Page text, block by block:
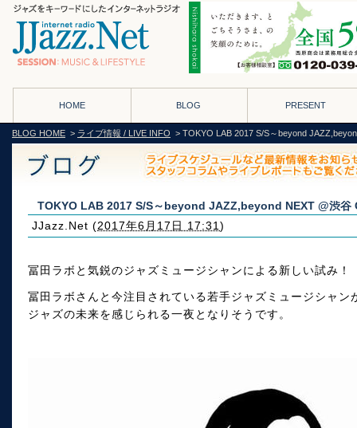
HOME BLOG PRESENT
BLOG HOME > ライブ情報 / LIVE INFO > TOKYO LAB 2017 S/S～beyond
TOKYO LAB 2017 S/S～beyond JAZZ,beyond NEXT @渋谷
JJazz.Net (2017年6月17日 17:31 )
冨田ラボと気鋭のジャズミュージシャンによる新しい試み！
冨田ラボさんと今注目されている若手ジャズミュージシャン
ジャズの未来を感じられる一夜となりそうです。